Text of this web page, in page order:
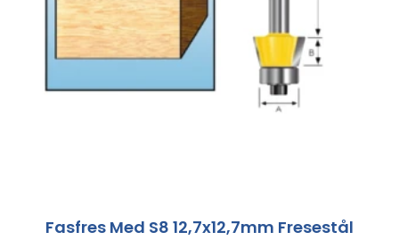
Fasfres Med S8 12,7x12,7mm Fresestål